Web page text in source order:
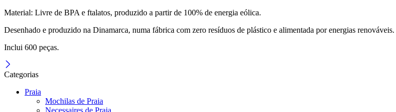
Material: Livre de BPA e ftalatos, produzido a partir de 100% de energia eólica.
Desenhado e produzido na Dinamarca, numa fábrica com zero resíduos de plástico e alimentada por energias renováveis.
Inclui 600 peças.
Categorias
Praia
Mochilas de Praia
Necessaires de Praia